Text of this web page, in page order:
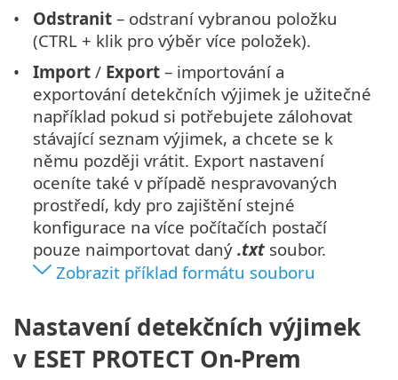
Odstranit – odstraní vybranou položku
(CTRL + klik pro výběr více položek).
Import / Export – importování a
exportování detekčních výjimek je užitečné
například pokud si potřebujete zálohovat
stávající seznam výjimek, a chcete se k
němu později vrátit. Export nastavení
oceníte také v případě nespravovaných
prostředí, kdy pro zajištění stejné
konfigurace na více počítačích postačí
pouze naimportovat daný.txt soubor.
Zobrazit příklad formátu souboru
Nastavení detekčních výjimek
v ESET PROTECT On-Prem